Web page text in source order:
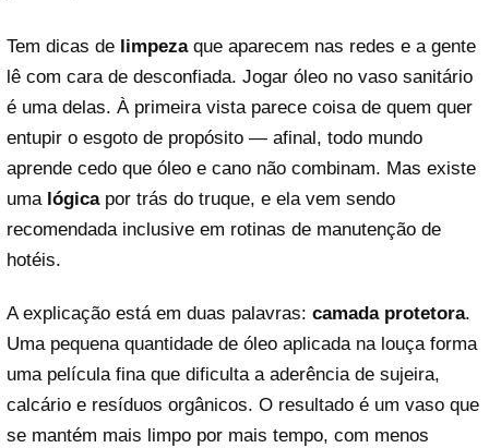
Tem dicas de limpeza que aparecem nas redes e a gente
lê com cara de desconfiada. Jogar óleo no vaso sanitário
é uma delas. À primeira vista parece coisa de quem quer
entupir o esgoto de propósito — afinal, todo mundo
aprende cedo que óleo e cano não combinam. Mas existe
uma lógica por trás do truque, e ela vem sendo
recomendada inclusive em rotinas de manutenção de
hotéis.
A explicação está em duas palavras: camada protetora.
Uma pequena quantidade de óleo aplicada na louça forma
uma película fina que dificulta a aderência de sujeira,
calcário e resíduos orgânicos. O resultado é um vaso que
se mantém mais limpo por mais tempo, com menos